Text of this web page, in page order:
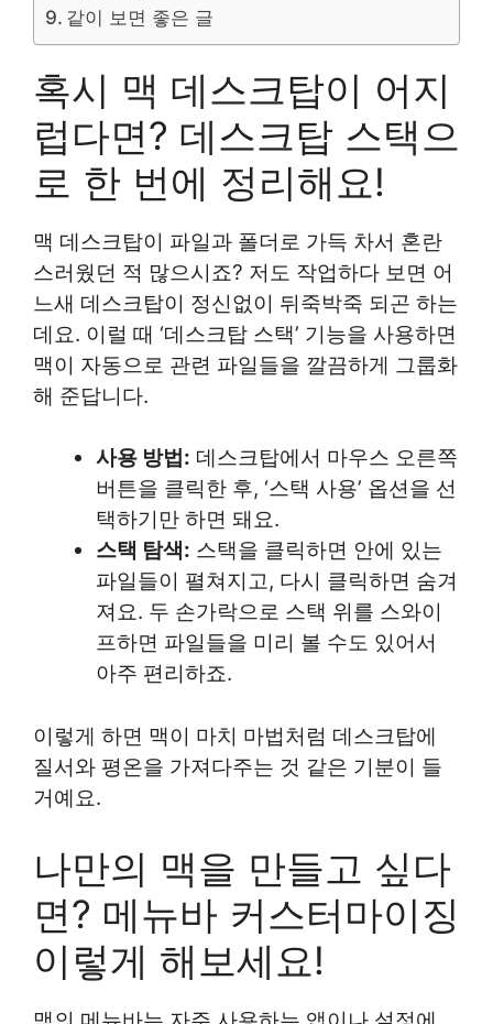
같이 보면 좋은 글
혹시 맥 데스크탑이 어지
럽다면? 데스크탑 스택으
로 한 번에 정리해요!
맥 데스크탑이 파일과 폴더로 가득 차서 혼란
스러웠던 적 많으시죠? 저도 작업하다 보면 어
느새 데스크탑이 정신없이 뒤죽박죽 되곤 하는
데요. 이럴 때 ‘데스크탑 스택’ 기능을 사용하면
맥이 자동으로 관련 파일들을 깔끔하게 그룹화
해 준답니다.
사용 방법: 데스크탑에서 마우스 오른쪽
버튼을 클릭한 후, ‘스택 사용’ 옵션을 선
택하기만 하면 돼요.
스택 탐색: 스택을 클릭하면 안에 있는
파일들이 펼쳐지고, 다시 클릭하면 숨겨
져요. 두 손가락으로 스택 위를 스와이
프하면 파일들을 미리 볼 수도 있어서
아주 편리하죠.
이렇게 하면 맥이 마치 마법처럼 데스크탑에
질서와 평온을 가져다주는 것 같은 기분이 들
거예요.
나만의 맥을 만들고 싶다
면? 메뉴바 커스터마이징
이렇게 해보세요!